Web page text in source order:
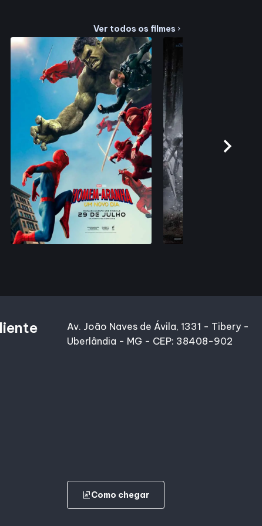
Ver todos os filmes chevron_right
Av. João Naves de Ávila, 1331 - Tibery -
Uberlândia - MG - CEP: 38408-902
ungroupComo chegar